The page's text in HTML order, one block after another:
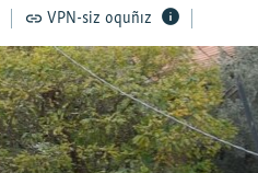
VPN-siz oquñız